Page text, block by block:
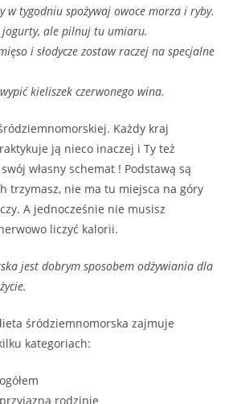
w tygodniu spożywaj owoce morza i ryby.
jogurty, ale pilnuj tu umiaru.
i słodycze zostaw raczej na specjalne
kieliszek czerwonego wina.
Każdy kraj
ją nieco inaczej i Ty też
własny schemat ! Podstawą są
trzymasz, nie ma tu miejsca na góry
A jednocześnie nie musisz
liczyć kalorii.
jest dobrym sposobem odżywiania dla
śródziemnomorska zajmuje
kategoriach:
rodzinie